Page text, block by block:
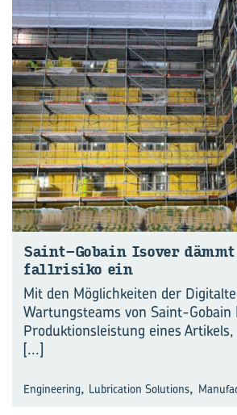
Saint-​Gobain Is­over
fall­ri­si­ko ein
Mit den Möglichkeiten der
Wartungsteams von Saint-Gobain
Produktionsleistung eines
[...]
Engineering, Lubrication Solutions,